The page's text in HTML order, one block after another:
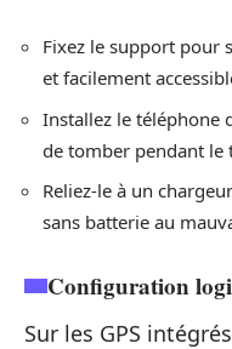
Fixez le support pour
et facilement
Installez le téléphone
de tomber pendant le
Reliez-le à un
sans batterie au
Configuration
Sur les GPS